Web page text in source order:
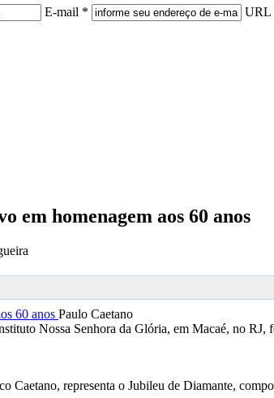
E-mail * URL
em homenagem aos 60 anos
Paulo Caetano
Nossa Senhora da Glória, em Macaé, no
Caetano, representa o Jubileu de Diamante,